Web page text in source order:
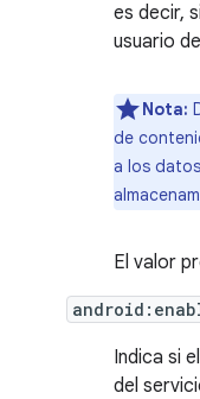
es decir,
usuario
Nota:
de
a los
El valor
Indica si
del